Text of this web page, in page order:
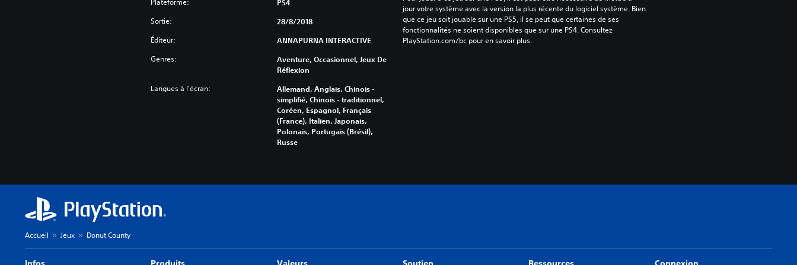
Plateforme: PS4
Sortie: 28/8/2018
Éditeur: ANNAPURNA INTERACTIVE
Genres:
Aventure, Occasionnel, Jeux De
Réflexion
Langues à l'écran:
Allemand, Anglais, Chinois -
simplifié, Chinois - traditionnel,
Coréen, Espagnol, Français
(France), Italien, Japonais,
Polonais, Portugais (Brésil),
Russe
jour votre système avec la version la plus récente du logiciel système. Bien
que ce jeu soit jouable sur une PS5, il se peut que certaines de ses
fonctionnalités ne soient disponibles que sur une PS4. Consultez
PlayStation.com/bc pour en savoir plus.
Accueil Jeux Donut County